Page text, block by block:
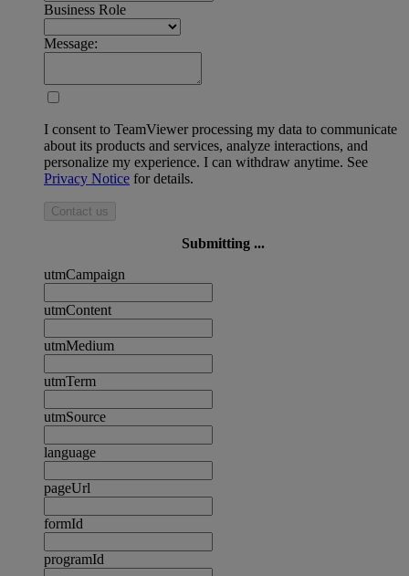
Business Role
Message:
I consent to TeamViewer processing my data to communicate
about its products and services, analyze interactions, and
personalize my experience. I can withdraw anytime. See
Privacy Notice for details.
Contact us
Submitting ...
utmCampaign
utmContent
utmMedium
utmTerm
utmSource
language
pageUrl
formId
programId